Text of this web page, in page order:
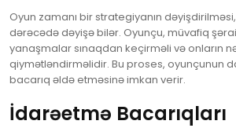
Oyun zamanı bir strategiyanın
dərəcədə dəyişə bilər. Oyunçu, müvafiq
yanaşmalar sınaqdan keçirməli və onların
qiymətləndirməlidir. Bu proses, oyunçunun
bacarıq əldə etməsinə imkan verir.
İdarəetmə Bacarıqları